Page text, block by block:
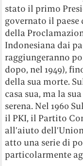
stato il primo
governato il paese
della
Indonesiana dai
raggiungeranno
dopo, nel 1949),
della sua morte.
casa sua, ma la
serena. Nel 1960
il PKI, il Partito
all’aiuto
atto una serie di
particolarmente